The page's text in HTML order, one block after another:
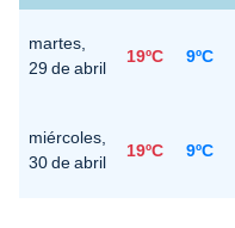
martes,
29 de abril
19ºC 9ºC
miércoles,
30 de abril
19ºC 9ºC